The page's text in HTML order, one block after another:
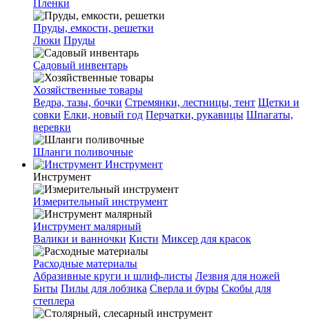
Пленки
Пруды, емкости, решетки
Люки Пруды
Садовый инвентарь
Хозяйственные товары
Ведра, тазы, бочки Стремянки, лестницы, тент Щетки и
совки Елки, новый год Перчатки, рукавицы Шпагаты,
веревки
Шланги поливочные
Инструмент
Инструмент
Измерительный инструмент
Инструмент малярный
Валики и ванночки Кисти Миксер для красок
Расходные материалы
Абразивные круги и шлиф-листы Лезвия для ножей
Биты Пилы для лобзика Сверла и буры Скобы для
степлера